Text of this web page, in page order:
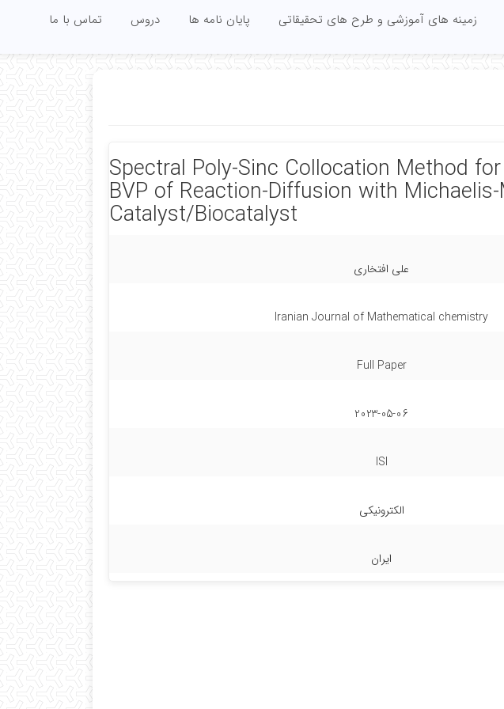
زمینه های آموزشی و طرح های تحقیقاتی پایان نامه ها دروس تماس با ما
Spectral Poly-Sinc Collocation Method
BVP of Reaction-Diffusion with
Catalyst/Biocatalyst
علی افتخاری
Iranian Journal of Mathematical chemistry
Full Paper
2023-05-06
ISI
الکترونیکی
ایران